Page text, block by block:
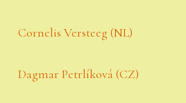
Cornelis Versteeg (NL)
Dagmar Petrlíková (CZ)